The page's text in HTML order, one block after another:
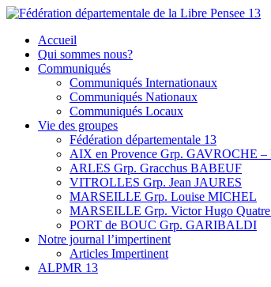
Skip
content
Fédération départementale de la Libre Pensee 13
Membre de la fédération Nationale de la Libre
Accueil
Qui sommes nous?
Communiqués
Communiqués Internationaux
Communiqués Nationaux
Communiqués Locaux
Vie des groupes
Fédération départementale 13
AIX en Provence Grp. GAVROCHE –
ARLES Grp. Gracchus BABEUF
VITROLLES Grp. Jean JAURES
MARSEILLE Grp. Louise MICHEL
MARSEILLE Grp. Victor Hugo
PORT de BOUC Grp. GARIBALDI
Notre journal l’impertinent
Articles Impertinent
ALPMR 13